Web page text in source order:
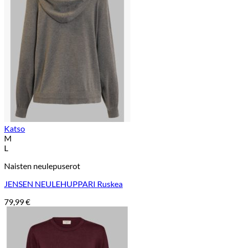
Katso
M
L
Naisten neulepuserot
JENSEN NEULEHUPPARI Ruskea
79,99€